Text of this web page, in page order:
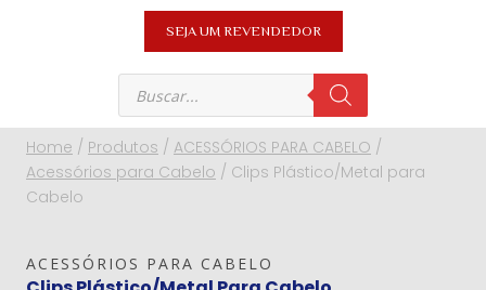
SEJA UM REVENDEDOR
Home / Produtos / ACESSÓRIOS PARA CABELO /
Acessórios para Cabelo / Clips Plástico/Metal para
Cabelo
ACESSÓRIOS PARA CABELO